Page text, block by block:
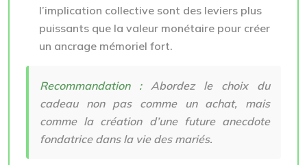
l’implication collective sont des leviers plus
puissants que la valeur monétaire pour créer
un ancrage mémoriel fort.
Recommandation :Abordez le choix du
cadeau non pas comme un achat, mais
comme la création d’une future anecdote
fondatrice dans la vie des mariés.